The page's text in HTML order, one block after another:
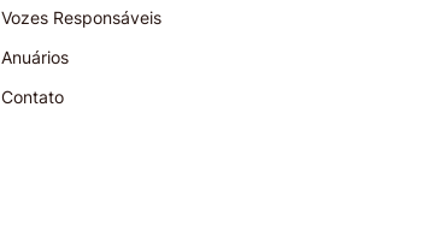
Vozes Responsáveis
Anuários
Contato